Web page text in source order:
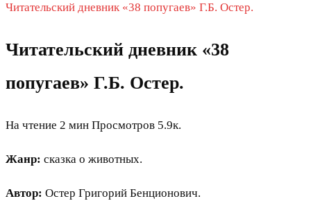
Читательский дневник «38 попугаев» Г.Б. Остер.
Читательский дневник «38
попугаев» Г.Б. Остер.
На чтение 2 мин Просмотров 5.9к.
Жанр: сказка о животных.
Автор: Остер Григорий Бенционович.